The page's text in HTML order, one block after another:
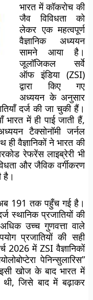
भारत में कॉकरोच की
जैव विविधता को
लेकर एक महत्वपूर्ण
वैज्ञानिक अध्ययन
सामने आया है।
जूलॉजिकल सर्वे
ऑफ इंडिया (ZSI)
द्वारा किए गए
अध्ययन के अनुसार
दर्ज की जा चुकी हैं।
में ही पाई जाती हैं,
टैक्सोनॉमी जर्नल
वैज्ञानिकों ने भारत की
रेफरेंस लाइब्रेरी भी
और जैविक वर्गीकरण
है।
अब 191 तक पहुँच गई है।
प्रजातियों की
उच्च गुणवत्ता वाले
प्रजातियों की सही
2026 में ZSI वैज्ञानिकों
पेनिन्सुलारिस”
खोज के बाद भारत में
थी, जिसे बाद में बढ़ाकर